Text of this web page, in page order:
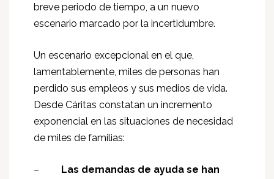
breve periodo de tiempo, a un nuevo
escenario marcado por la incertidumbre.
Un escenario excepcional en el que,
lamentablemente, miles de personas han
perdido sus empleos y sus medios de vida.
Desde Cáritas constatan un incremento
exponencial en las situaciones de necesidad
de miles de familias:
– Las demandas de ayuda se han